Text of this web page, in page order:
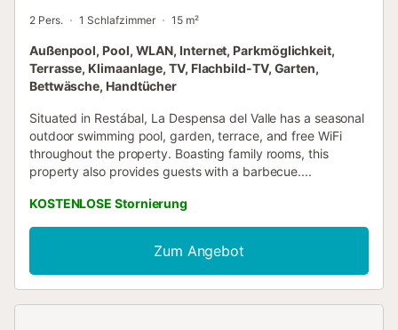
2 Pers. 1 Schlafzimmer 15 m²
Außenpool, Pool, WLAN, Internet, Parkmöglichkeit,
Terrasse, Klimaanlage, TV, Flachbild-TV, Garten,
Bettwäsche, Handtücher
Situated in Restábal, La Despensa del Valle has a seasonal
outdoor swimming pool, garden, terrace, and free WiFi
throughout the property. Boasting family rooms, this
property also provides guests with a barbecue....
KOSTENLOSE Stornierung
Zum Angebot